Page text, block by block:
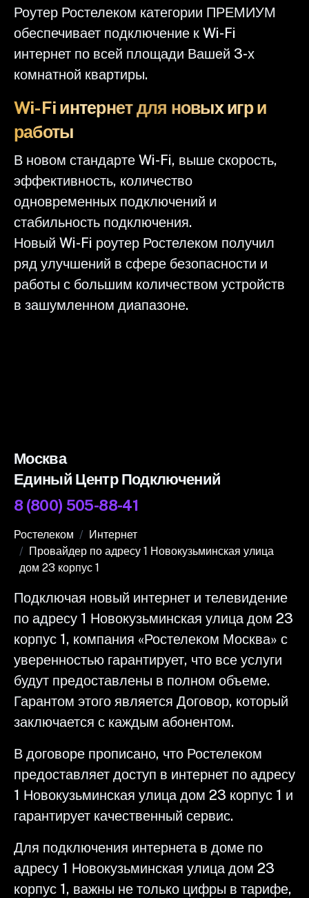
Роутер Ростелеком категории ПРЕМИУМ
обеспечивает подключение к Wi-Fi
интернет по всей площади Вашей 3-х
комнатной квартиры.
Wi-Fi интернет для новых игр и
работы
В новом стандарте Wi-Fi, выше скорость,
эффективность, количество
одновременных подключений и
стабильность подключения.
Новый Wi-Fi роутер Ростелеком получил
ряд улучшений в сфере безопасности и
работы с большим количеством устройств
в зашумленном диапазоне.
Москва
Единый Центр Подключений
8 (800) 505-88-41
Ростелеком
Интернет
Провайдер по адресу 1 Новокузьминская улица
дом 23 корпус 1
Подключая новый интернет и телевидение
по адресу 1 Новокузьминская улица дом 23
корпус 1, компания «Ростелеком Москва» с
уверенностью гарантирует, что все услуги
будут предоставлены в полном объеме.
Гарантом этого является Договор, который
заключается с каждым абонентом.
В договоре прописано, что Ростелеком
предоставляет доступ в интернет по адресу
1 Новокузьминская улица дом 23 корпус 1 и
гарантирует качественный сервис.
Для подключения интернета в доме по
адресу 1 Новокузьминская улица дом 23
корпус 1, важны не только цифры в тарифе,